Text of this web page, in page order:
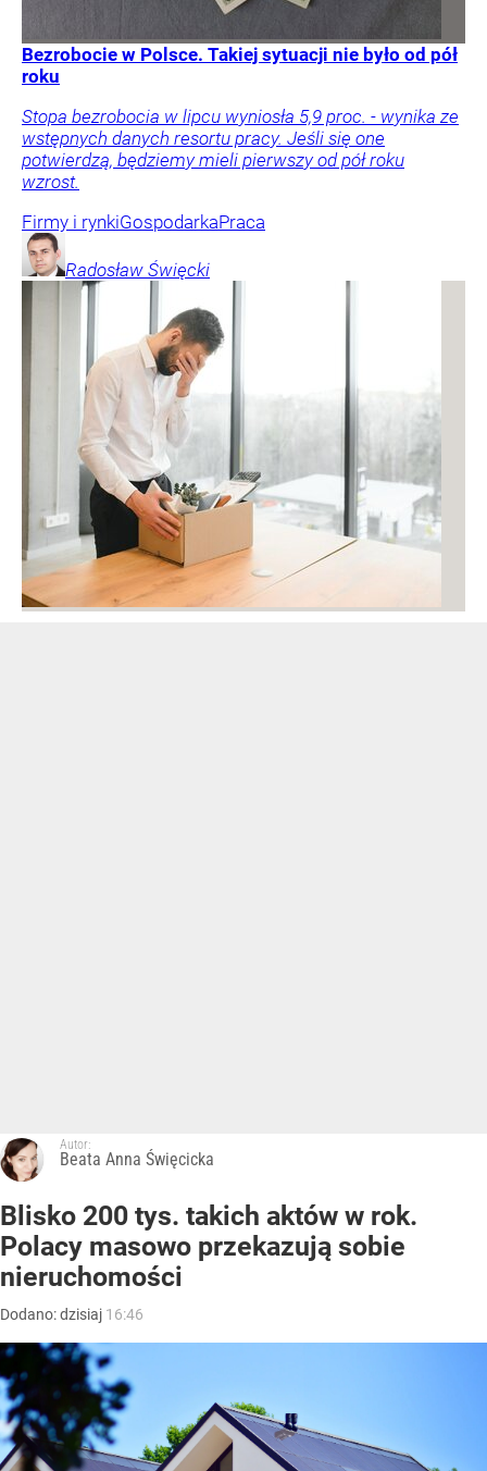
Bezrobocie w Polsce. Takiej sytuacji nie było od pół
roku
Stopa bezrobocia w lipcu wyniosła 5,9 proc. - wynika ze
wstępnych danych resortu pracy. Jeśli się one
potwierdzą, będziemy mieli pierwszy od pół roku
wzrost.
Firmy i rynkiGospodarkaPraca
Radosław Święcki
Autor:
Beata Anna Święcicka
Blisko 200 tys. takich aktów w rok.
Polacy masowo przekazują sobie
nieruchomości
Dodano:dzisiaj 16:46